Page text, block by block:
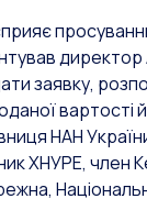
заявку,
вартості
НАН
ХНУРЕ, член